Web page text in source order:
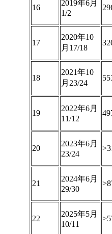
16
2019年6月
1/2
17
2020年10
月17/18
18
2021年10
月23/24
19
2022年6月
11/12
20
2023年6月
23/24
21
2024年6月
29/30
22
2025年5月
10/11